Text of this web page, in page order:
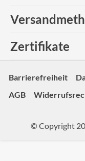
Zertifikate
Barrierefreiheit
AGB
© Copyright